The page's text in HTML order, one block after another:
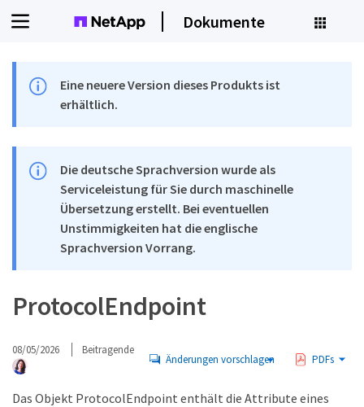
Dokumente
Eine neuere Version dieses Produkts ist
erhältlich.
Die deutsche Sprachversion wurde als
Serviceleistung für Sie durch maschinelle
Übersetzung erstellt. Bei eventuellen
Unstimmigkeiten hat die englische
Sprachversion Vorrang.
ProtocolEndpoint
08/05/2026 Beitragende
Änderungen vorschlagen PDFs
Das Objekt ProtocolEndpoint enthält die Attribute eines